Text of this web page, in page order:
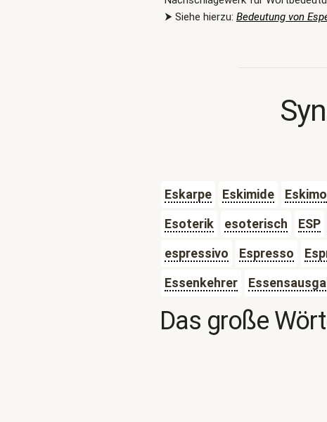
⮞ Siehe hierzu: Bedeutung von
Eskarpe Eskimide Eskimo
Esoterik
esoterisch ESP
espressivo
Espresso
Essenkehrer
Das große